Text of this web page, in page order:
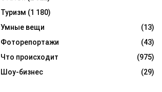
Туризм (1 180)
Умные вещи
(13)
Фоторепортажи
(43)
Что происходит
(975)
Шоу-бизнес
(29)